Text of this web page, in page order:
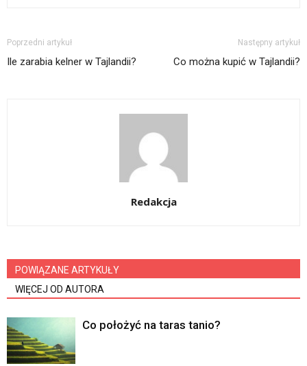
Poprzedni artykuł
Ile zarabia kelner w Tajlandii?
Następny artykuł
Co można kupić w Tajlandii?
Redakcja
POWIĄZANE ARTYKUŁY
WIĘCEJ OD AUTORA
Co położyć na taras tanio?